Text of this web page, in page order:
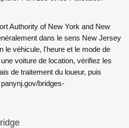
Authority of New York and New
dans le sens New Jersey
le véhicule, l'heure et le mode de
voiture de location, vérifiez les
de traitement du loueur, puis
panynj.gov/bridges-